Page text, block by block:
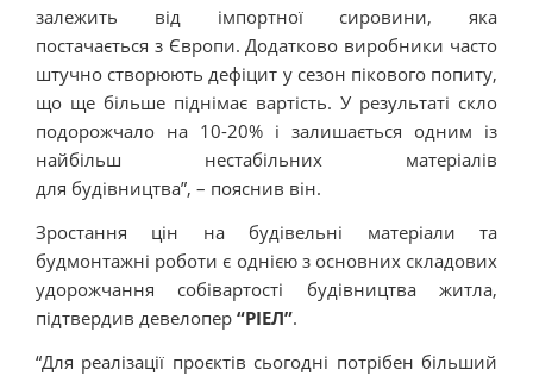
залежить від імпортної сировини, яка
постачається з Європи. Додатково виробники часто
штучно створюють дефіцит у сезон пікового попиту,
що ще більше піднімає вартість. У результаті скло
подорожчало на 10-20% і залишається одним із
найбільш нестабільних матеріалів
для будівництва”, – пояснив він.
Зростання цін на будівельні матеріали та
будмонтажні роботи є однією з основних складових
удорожчання собівартості будівництва житла,
підтвердив девелопер “РІЕЛ”.
“Для реалізації проєктів сьогодні потрібен більший